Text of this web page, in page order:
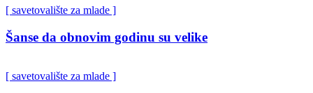
[ savetovalište za mlade ]
Šanse da obnovim godinu su velike
[ savetovalište za mlade ]